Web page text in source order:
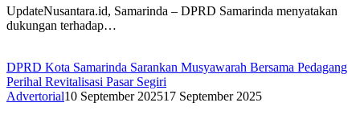
UpdateNusantara.id, Samarinda – DPRD Samarinda menyatakan
dukungan terhadap…
DPRD Kota Samarinda Sarankan Musyawarah Bersama Pedagang
Perihal Revitalisasi Pasar Segiri
Advertorial10 September 202517 September 2025